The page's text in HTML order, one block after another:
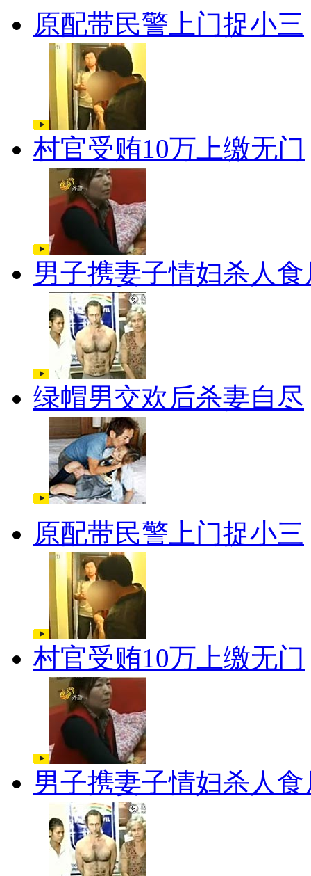
原配带民警上门捉小三
村官受贿10万上缴无门
男子携妻子情妇杀人食
绿帽男交欢后杀妻自尽
原配带民警上门捉小三
村官受贿10万上缴无门
男子携妻子情妇杀人食